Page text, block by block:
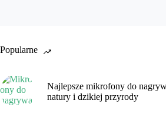
Popularne
Najlepsze mikrofony do
natury i dzikiej przyrody